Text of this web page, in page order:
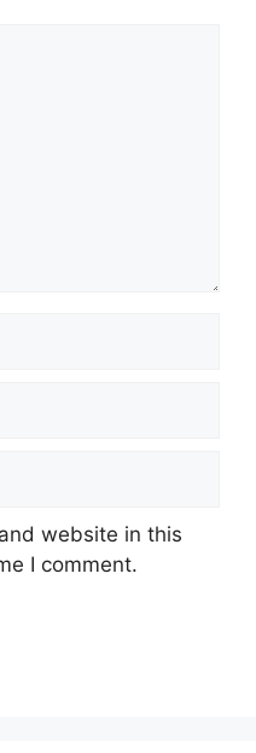
website in this
I comment.